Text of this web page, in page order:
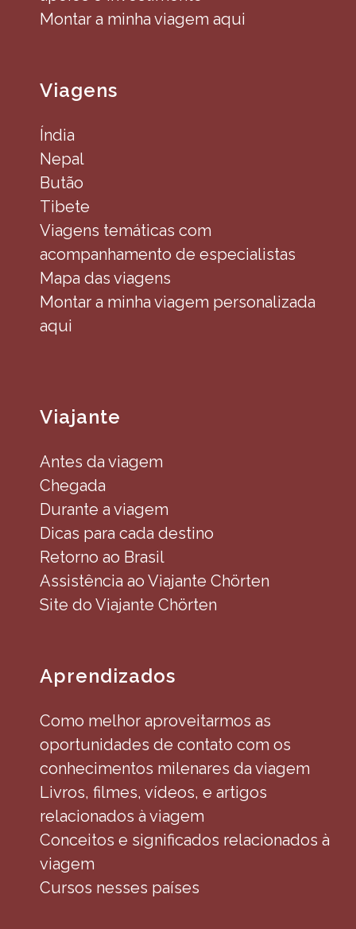
Montar a minha viagem aqui
Viagens
Índia
Nepal
Butão
Tibete
Viagens temáticas com
acompanhamento de especialistas
Mapa das viagens
Montar a minha viagem personalizada
aqui
Viajante
Antes da viagem
Chegada
Durante a viagem
Dicas para cada destino
Retorno ao Brasil
Assistência ao Viajante Chörten
Site do Viajante Chörten
Aprendizados
Como melhor aproveitarmos as
oportunidades de contato com os
conhecimentos milenares da viagem
Livros, filmes, vídeos, e artigos
relacionados à viagem
Conceitos e significados relacionados à
viagem
Cursos nesses países